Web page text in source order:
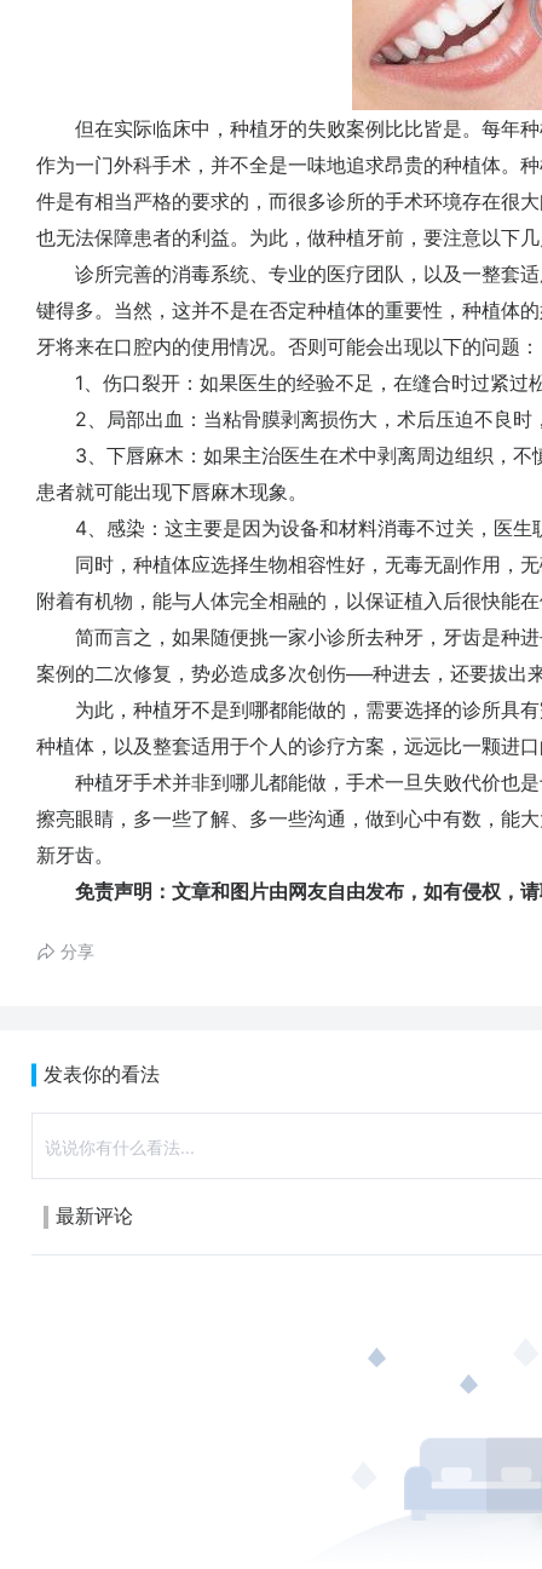
但在实际临床中，种植牙的失败案例比比皆是。每年种
作为一门外科手术，并不全是一味地追求昂贵的种植体。
件是有相当严格的要求的，而很多诊所的手术环境存在很
也无法保障患者的利益。为此，做种植牙前，要注意以下
诊所完善的消毒系统、专业的医疗团队，以及一整套适
键得多。当然，这并不是在否定种植体的重要性，种植体
牙将来在口腔内的使用情况。否则可能会出现以下的问题：
1、伤口裂开：如果医生的经验不足，在缝合时过紧过
2、局部出血：当粘骨膜剥离损伤大，术后压迫不良时
3、下唇麻木：如果主治医生在术中剥离周边组织，不
患者就可能出现下唇麻木现象。
4、感染：这主要是因为设备和材料消毒不过关，医生
同时，种植体应选择生物相容性好，无毒无副作用，无
附着有机物，能与人体完全相融的，以保证植入后很快能
简而言之，如果随便挑一家小诊所去种牙，牙齿是种进
案例的二次修复，势必造成多次创伤──种进去，还要拔出
为此，种植牙不是到哪都能做的，需要选择的诊所具有
种植体，以及整套适用于个人的诊疗方案，远远比一颗进
种植牙手术并非到哪儿都能做，手术一旦失败代价也是
擦亮眼睛，多一些了解、多一些沟通，做到心中有数，能
新牙齿。
免责声明：文章和图片由网友自由发布，如有侵权，
分享
发表你的看法
最新评论